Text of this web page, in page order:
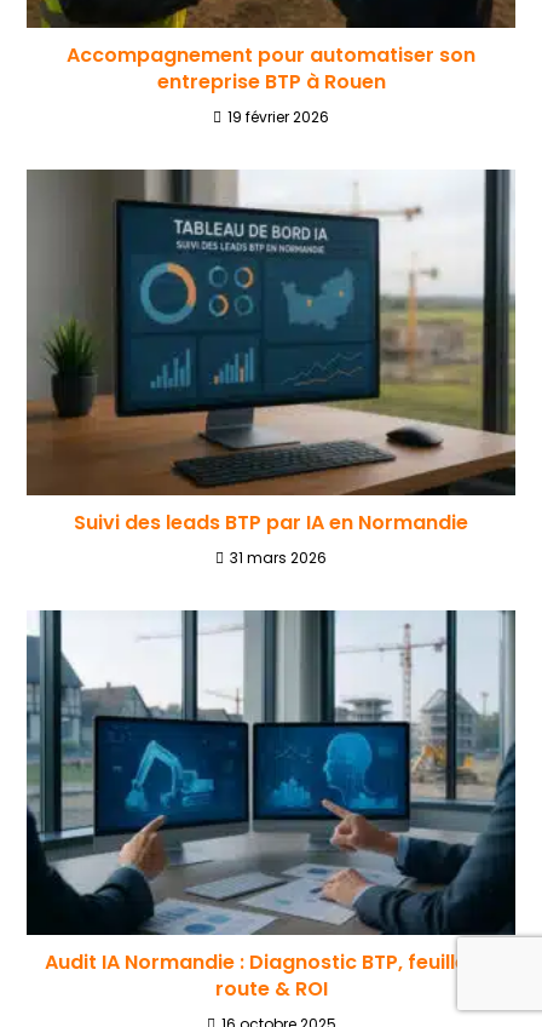
Accompagnement pour automatiser son
entreprise BTP à Rouen
19 février 2026
Suivi des leads BTP par IA en Normandie
31 mars 2026
Audit IA Normandie : Diagnostic BTP, feuille de
route & ROI